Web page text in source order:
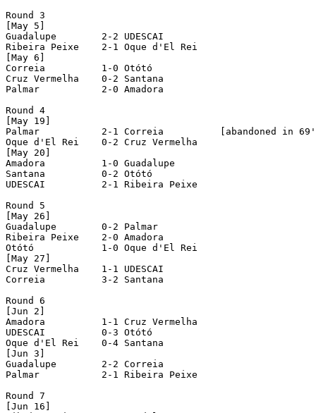
Round 3
[May 5]
Guadalupe        2-2 UDESCAI
Ribeira Peixe    2-1 Oque d'El Rei
[May 6]
Correia          1-0 Otótó
Cruz Vermelha    0-2 Santana
Palmar           2-0 Amadora
Round 4
[May 19]
Palmar           2-1 Correia          [abandoned in 69'
Oque d'El Rei    0-2 Cruz Vermelha
[May 20]
Amadora          1-0 Guadalupe
Santana          0-2 Otótó
UDESCAI          2-1 Ribeira Peixe
Round 5
[May 26]
Guadalupe        0-2 Palmar
Ribeira Peixe    2-0 Amadora
Otótó            1-0 Oque d'El Rei
[May 27]
Cruz Vermelha    1-1 UDESCAI
Correia          3-2 Santana
Round 6
[Jun 2]
Amadora          1-1 Cruz Vermelha
UDESCAI          0-3 Otótó
Oque d'El Rei    0-4 Santana
[Jun 3]
Guadalupe        2-2 Correia
Palmar           2-1 Ribeira Peixe
Round 7
[Jun 16]